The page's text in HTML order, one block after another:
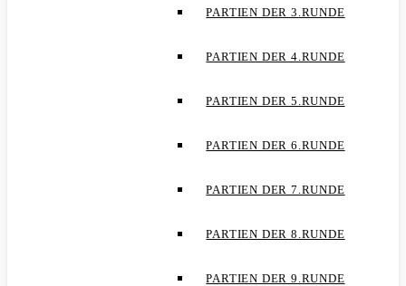
PARTIEN DER 3.RUNDE
PARTIEN DER 4.RUNDE
PARTIEN DER 5.RUNDE
PARTIEN DER 6.RUNDE
PARTIEN DER 7.RUNDE
PARTIEN DER 8.RUNDE
PARTIEN DER 9.RUNDE